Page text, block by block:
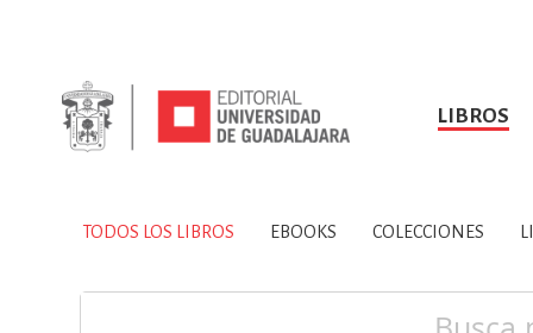
LIBROS
TODOS LOS LIBROS
SOBRE NOSOTROS HISTORIA
CIENCIAS DE LA
TODOS LOS LIBROS EBOOKS COLECCIONES